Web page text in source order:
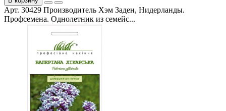
Арт. 30429 Производитель Хэм Заден, Нидерланды.
Профсемена. Однолетник из семейс...